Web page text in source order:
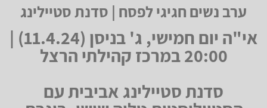
ערב נשים חגיגי לפסח | סדנת סטיילינג
אי"ה יום חמישי, ג' בניסן (11.4.24) |
20:00 במרכז קהילתי הרצל
סדנת סטיילינג אביבית עם